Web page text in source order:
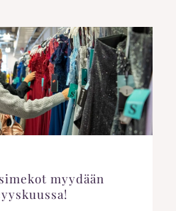
myydään